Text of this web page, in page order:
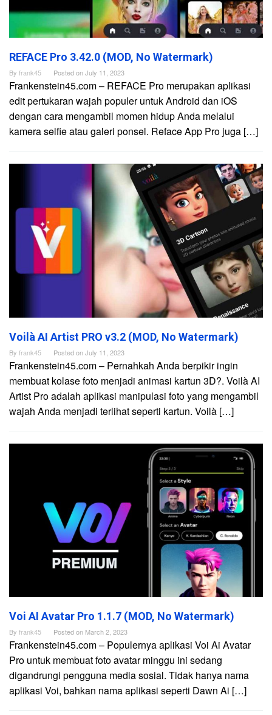
REFACE Pro 3.42.0 (MOD, No Watermark)
By frank45 Posted onJuly 11, 2023
Frankenstein45.com – REFACE Pro merupakan aplikasi
edit pertukaran wajah populer untuk Android dan iOS
dengan cara mengambil momen hidup Anda melalui
kamera selfie atau galeri ponsel. Reface App Pro juga […]
Voilà AI Artist PRO v3.2 (MOD, No Watermark)
By frank45 Posted onJuly 11, 2023
Frankenstein45.com – Pernahkah Anda berpikir ingin
membuat kolase foto menjadi animasi kartun 3D?. Voilà AI
Artist Pro adalah aplikasi manipulasi foto yang mengambil
wajah Anda menjadi terlihat seperti kartun. Voilà […]
Voi AI Avatar Pro 1.1.7 (MOD, No Watermark)
By frank45 Posted on March 2, 2023
Frankenstein45.com – Populernya aplikasi Voi Ai Avatar
Pro untuk membuat foto avatar minggu ini sedang
digandrungi pengguna media sosial. Tidak hanya nama
aplikasi Voi, bahkan nama aplikasi seperti Dawn Ai […]